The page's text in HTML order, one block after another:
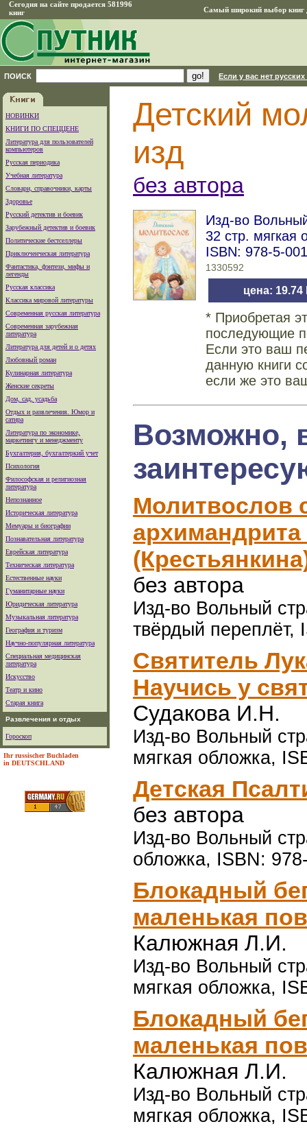
Сегодня на сайте продается 581996
книг
Самый широкий выбор книг
ПОИСК Если у вас нет
НОВИНКИ
КНИГИ ПО СПЕЦЦЕНЕ
Литература для пользователей
компьютеров
Русская периодика
Учебная литература
Словари, справочники, карты
Здоровье
Русский детектив и боевик
Зарубежный детектив и боевик
Политические бестселлеры
Приключенческая литература
Фантастика, фэнтези, мифы и
легенды
Русская классика
Классика мировой литературы
Современная русская литература
Современная зарубежная
литература
Литература для детей и о детях
Любовный роман
Кулинарная литература
Женские секреты
Дом, сад, усадьба
Отдых и развлечения. Юмор и
сатира
Литература по экономике,
маркетингу и менеджменту
Бухгалтерия, бухгалтеркий учет
Психология
Философская и религиозная
литература
Непознанное
Историческая литература
Мемуары и биографии
Познавательная литература
Еврейская литература
Техническая литература
Естественные науки
Гуманитарные науки
Юридическая литература
Музыкальная литература
География и туризм
Научно-популярная литература
Специальная медицинская
литература
Искусство
Театр и кино
Старая книга
Развлечения и отдых
Гороскоп
Ihr russischer Buchladen
in DEUTSCHLAND
Детский
изд
без автора
Изд-во
32 стр. мягкая
ISBN: 978-5-
1330592
цена: 19.74
* Приобретая
последующие
Если это ваш
данную книги
если же это
Возможно,
Молитвослов
без автора
Изд-во Вольный
твёрдый переплёт,
Святитель
Научись у
Судакова И.Н.
Изд-во Вольный
мягкая обложка,
Детская
без автора
Изд-во Вольный
обложка, ISBN:
Блокадный
маленькая
Калюжная Л.И.
Изд-во Вольный
мягкая обложка,
Блокадный
маленькая
Калюжная Л.И.
Изд-во Вольный
мягкая обложка,